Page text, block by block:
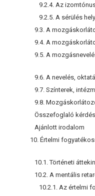
9.2.5. A sérülés
9.6. A nevelés,
9.7. Színterek,
Összefoglaló
Ajánlott irodalom
10. Értelmi
10.1. Történeti
10.2. A mentális